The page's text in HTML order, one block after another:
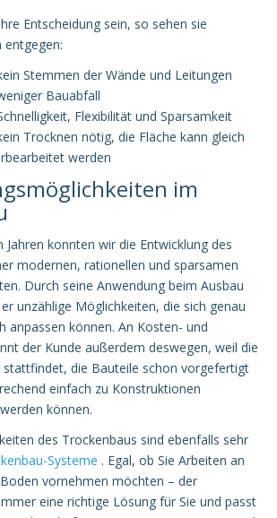
Entscheidung sein, so sehen sie
entgegen:
Stemmen der Wände und Leitungen
Bauabfall
Flexibilität und Sparsamkeit
Trocknen nötig, die Fläche kann gleich
werden
im
Jahren konnten wir die Entwicklung des
modernen, rationellen und sparsamen
Durch seine Anwendung beim Ausbau
unzählige Möglichkeiten, die sich genau
anpassen können. An Kosten- und
der Kunde außerdem deswegen, weil die
die Bauteile schon vorgefertigt
einfach zu Konstruktionen
können.
des Trockenbaus sind ebenfalls sehr
Systeme . Egal, ob Sie Arbeiten an
vornehmen möchten – der
eine richtige Lösung für Sie und passt